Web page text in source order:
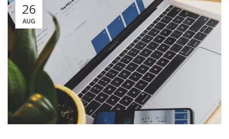
26
AUG